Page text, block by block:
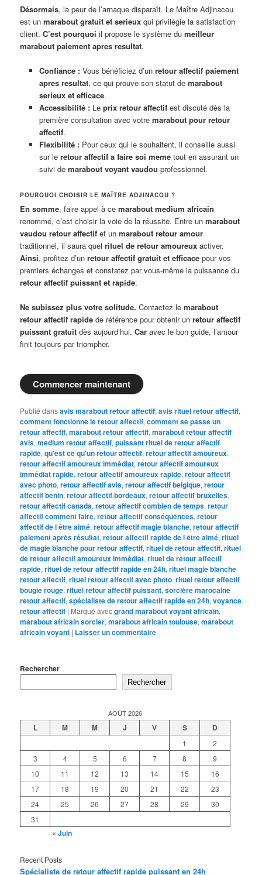
Désormais, la peur de l’arnaque disparaît. Le Maître Adjinacou
est unmarabout gratuit et serieux qui privilégie la satisfaction
client.C’est pourquoi il propose le système dumeilleur
marabout paiement apres resultat.
Confiance :Vous bénéficiez d’un retour affectif paiement
apres resultat, ce qui prouve son statut de marabout
serieux et efficace.
Accessibilité :Le prix retour affectifest discuté dès la
première consultation avec votre marabout pour retour
affectif.
Flexibilité :Pour ceux qui le souhaitent, il conseille aussi
sur le retour affectif a faire soi memetout en assurant un
suivi de marabout voyant vaudou professionnel.
POURQUOI CHOISIR LE MAÎTRE ADJINACOU ?
En somme, faire appel à cemarabout medium africain
renommé, c’est choisir la voie de la réussite. Entre unmarabout
vaudou retour affectif et unmarabout retour amour
traditionnel, il saura quelrituel de retour amoureux activer.
Ainsi, profitez d’unretour affectif gratuit et efficace pour vos
premiers échanges et constatez par vous-même la puissance du
retour affectif puissant et rapide.
Ne subissez plus votre solitude. Contactez lemarabout
retour affectif rapide de référence pour obtenir unretour affectif
puissant gratuit dès aujourd’hui.Car avec le bon guide, l’amour
finit toujours par triompher.
Commencer maintenant
Publié dansavis marabout retour affectif,avis rituel retour affectif,
comment fonctionne le retour affectif,comment se passe un
retour affectif,marabout retour affectif,marabout retour affectif
avis,medium retour affectif,puissant rituel de retour affectif
rapide,qu'est ce qu'un retour affectif,retour affectif amoureux,
retour affectif amoureux immédiat,retour affectif amoureux
immédiat rapide,retour affectif amoureux rapide,retour affectif
avec photo,retour affectif avis,retour affectif belgique,retour
affectif benin,retour affectif bordeaux,retour affectif bruxelles,
retour affectif canada,retour affectif combien de temps,retour
affectif comment faire,retour affectif conséquences,retour
affectif de l être aimé,retour affectif magie blanche,retour affectif
paiement après résultat,retour affectif rapide de l être aimé,rituel
de magie blanche pour retour affectif,rituel de retour affectif,rituel
de retour affectif amoureux immédiat,rituel de retour affectif
rapide,rituel de retour affectif rapide en 24h,rituel magie blanche
retour affectif,rituel retour affectif avec photo,rituel retour affectif
bougie rouge,rituel retour affectif puissant,sorcière marocaine
retour affectif,spécialiste de retour affectif rapide en 24h,voyance
retour affectif | Marqué avecgrand marabout voyant africain,
marabout africain sorcier,marabout africain toulouse,marabout
africain voyant | Laisser un commentaire
Rechercher
Rechercher
AOÛT 2026
L M M J V S D
1
2
3
4 5 6 7 8
9
10
11 12 13 14 15
16
17
18 19 20 21 22
23
24
25 26 27 28 29
30
31
« Juin
Recent Posts
Spécialiste de retour affectif rapide puissant en 24h